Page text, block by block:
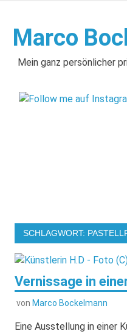
springen
Marco
Mein ganz persönlicher
SCHLAGWORT:
Vernissage in
von Marco Bockelmann
Eine Ausstellung in einer